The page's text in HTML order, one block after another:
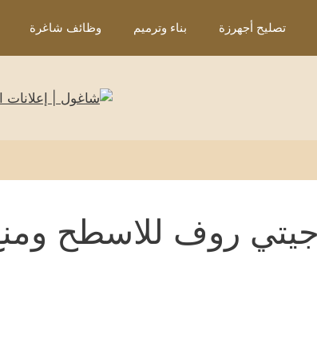
تصليح أجهرزة بناء وترميم وظائف شاغرة
روف للاسطح